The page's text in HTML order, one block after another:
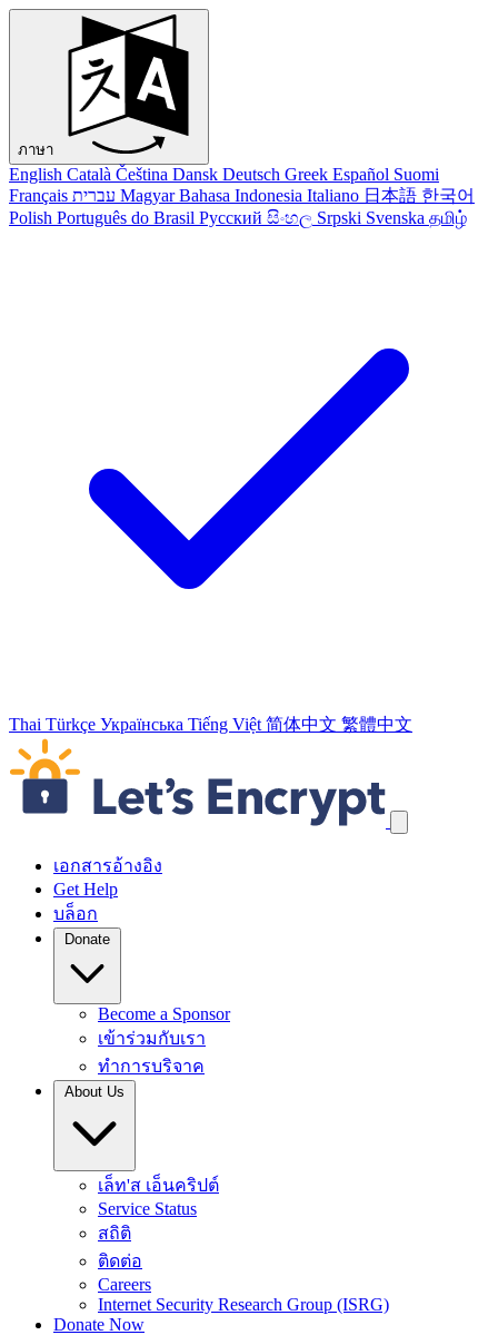
ภาษา
English Català Čeština Dansk Deutsch Greek Español Suomi
Français עברית Magyar Bahasa Indonesia Italiano 日本語 한국어
Polish Português do Brasil Русский සිංහල Srpski Svenska தமிழ்
Thai Türkçe Українська Tiếng Việt 简体中文 繁體中文
ข้ามลิงก์
เอกสารอ้างอิง
Get Help
บล็อก
Donate
Become a Sponsor
เข้าร่วมกับเรา
ทำการบริจาค
About Us
เล็ท'ส เอ็นคริปต์
Service Status
สถิติ
ติดต่อ
Careers
Internet Security Research Group (ISRG)
Donate Now